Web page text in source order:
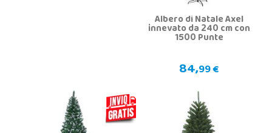
Albero di Natale Axel
innevato da 240 cm con
1500 Punte
84,99 €